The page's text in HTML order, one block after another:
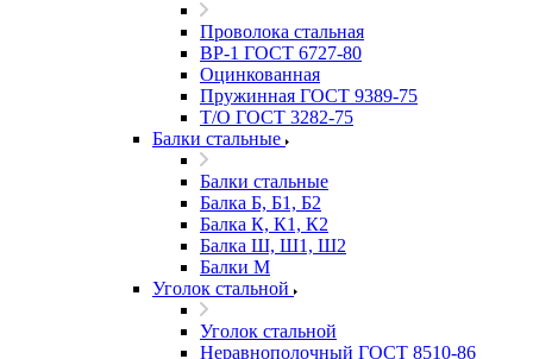
Проволока стальная
ВР-1 ГОСТ 6727-80
Оцинкованная
Пружинная ГОСТ 9389-75
Т/О ГОСТ 3282-75
Балки стальные
Балки стальные
Балка Б, Б1, Б2
Балка К, К1, К2
Балка Ш, Ш1, Ш2
Балки М
Уголок стальной
Уголок стальной
Неравнополочный ГОСТ 8510-86